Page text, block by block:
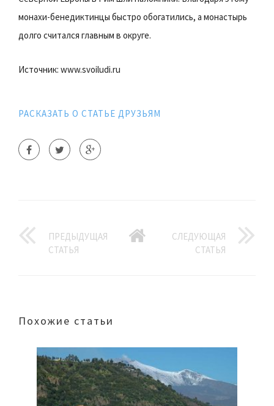
монахи-бенедиктинцы быстро обогатились, а монастырь
долго считался главным в округе.
Источник: www.svoiludi.ru
РАСКАЗАТЬ О СТАТЬЕ ДРУЗЬЯМ
ПРЕДЫДУЩАЯ
СТАТЬЯ
СЛЕДУЮЩАЯ
СТАТЬЯ
Похожие статьи